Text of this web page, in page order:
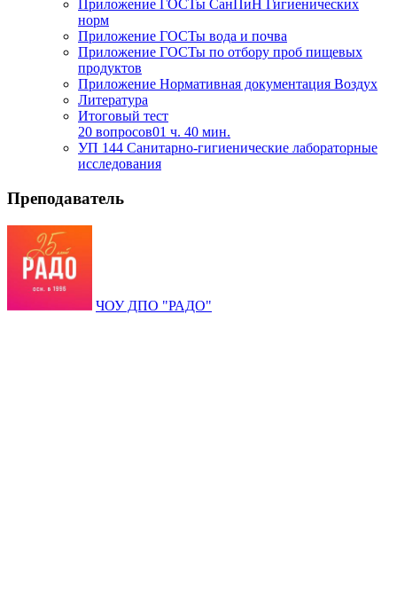
Приложение ГОСТы СанПиН Гигиенических
норм
Приложение ГОСТы вода и почва
Приложение ГОСТы по отбору проб пищевых
продуктов
Приложение Нормативная документация Воздух
Литература
Итоговый тест
20 вопросов01 ч. 40 мин.
УП 144 Санитарно-гигиенические лабораторные
исследования
Преподаватель
ЧОУ ДПО "РАДО"